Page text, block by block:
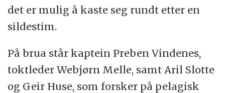
det er mulig å kaste seg rundt etter en
sildestim.
På brua står kaptein Preben Vindenes,
toktleder Webjørn Melle, samt Aril Slotte
og Geir Huse, som forsker på pelagisk